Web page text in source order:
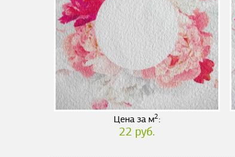
Цена за м2:
22 руб.